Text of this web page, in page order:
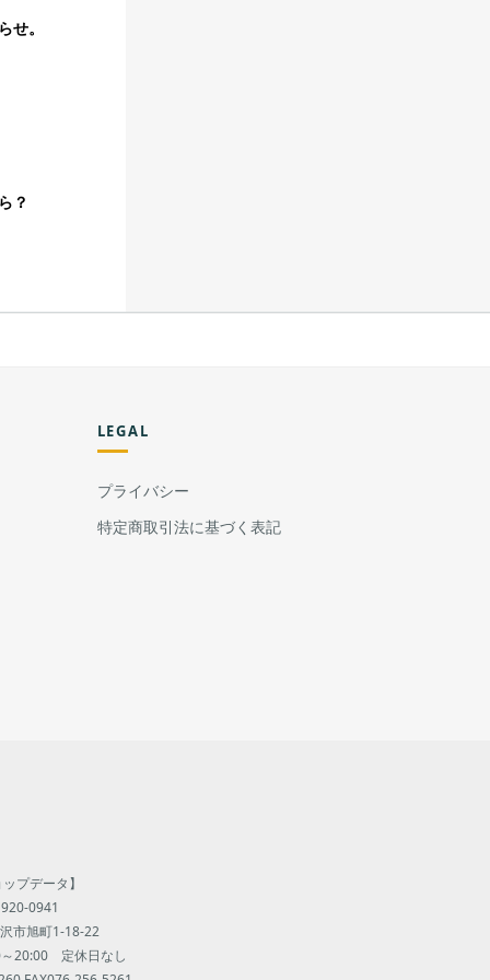
せ。
？
LEGAL
プライバシー
特定商取引法に基づく表記
プデータ】
0941
市旭町1-18-22
20:00 定休日なし